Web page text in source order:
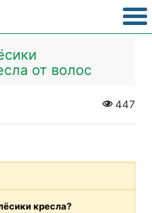
от волос
447
кресла?